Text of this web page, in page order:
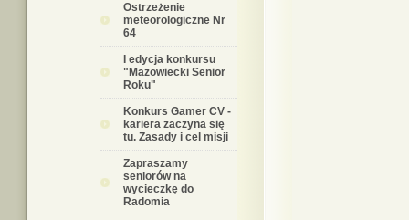
Ostrzeżenie
meteorologiczne Nr
64
I edycja konkursu
"Mazowiecki Senior
Roku"
Konkurs Gamer CV -
kariera zaczyna się
tu. Zasady i cel misji
Zapraszamy
seniorów na
wycieczkę do
Radomia